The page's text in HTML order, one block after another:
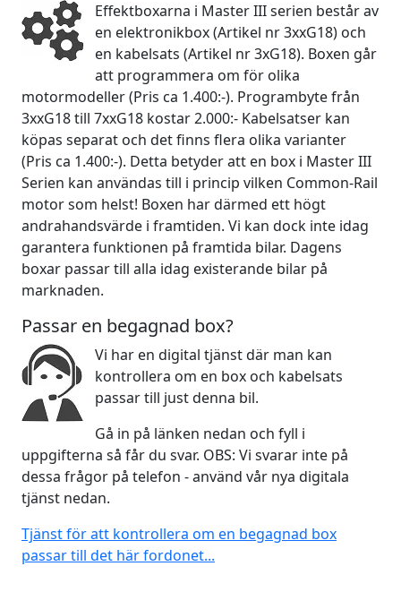
Effektboxarna i Master III serien består av
en elektronikbox (Artikel nr 3xxG18) och
en kabelsats (Artikel nr 3xG18). Boxen går
att programmera om för olika
motormodeller (Pris ca 1.400:-). Programbyte från
3xxG18 till 7xxG18 kostar 2.000:- Kabelsatser kan
köpas separat och det finns flera olika varianter
(Pris ca 1.400:-). Detta betyder att en box i Master III
Serien kan användas till i princip vilken Common-Rail
motor som helst! Boxen har därmed ett högt
andrahandsvärde i framtiden. Vi kan dock inte idag
garantera funktionen på framtida bilar. Dagens
boxar passar till alla idag existerande bilar på
marknaden.
Passar en begagnad box?
Vi har en digital tjänst där man kan
kontrollera om en box och kabelsats
passar till just denna bil.
Gå in på länken nedan och fyll i
uppgifterna så får du svar. OBS: Vi svarar inte på
dessa frågor på telefon - använd vår nya digitala
tjänst nedan.
Tjänst för att kontrollera om en begagnad box
passar till det här fordonet...